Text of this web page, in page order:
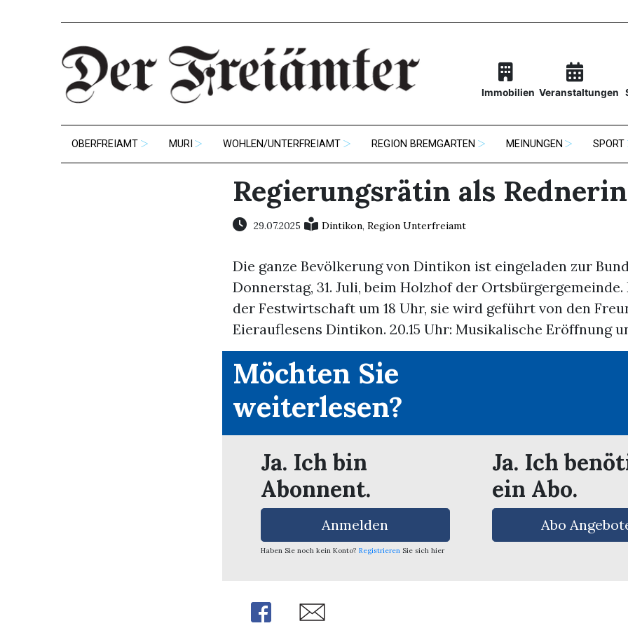
Immobilien Veranstaltungen
OBERFREIAMT MURI WOHLEN/UNTERFREIAMT REGION BREMGARTEN MEINUNGEN SPORT
Regierungsrätin als Rednerin
29.07.2025 Dintikon, Region Unterfreiamt
Die ganze Bevölkerung von Dintikon ist eingeladen zur
Donnerstag, 31. Juli, beim Holzhof der
der Festwirtschaft um 18 Uhr, sie wird geführt von den
Eierauflesens Dintikon. 20.15 Uhr: Musikalische Eröffnung
Möchten Sie
weiterlesen?
Ja. Ich bin
Abonnent.
Anmelden
Haben Sie noch kein Konto? Registrieren Sie sich hier
Ja. Ich
ein Abo.
Abo
Share Share